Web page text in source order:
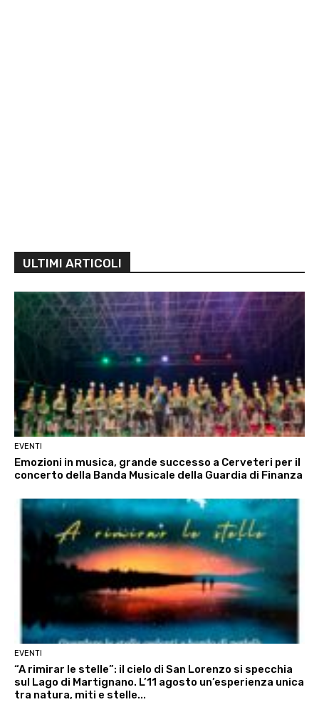
ULTIMI ARTICOLI
EVENTI
Emozioni in musica, grande successo a Cerveteri per il
concerto della Banda Musicale della Guardia di Finanza
EVENTI
“A rimirar le stelle”: il cielo di San Lorenzo si specchia
sul Lago di Martignano. L’11 agosto un’esperienza unica
tra natura, miti e stelle...